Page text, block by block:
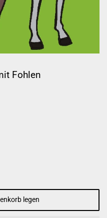
Fohlen
legen